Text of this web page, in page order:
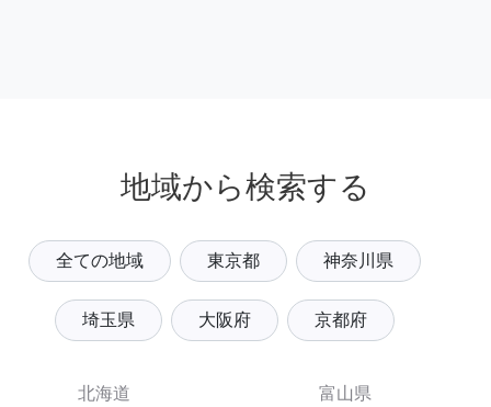
地域から検索する
全ての地域 東京都 神奈川県
埼玉県 大阪府 京都府
北海道
富山県